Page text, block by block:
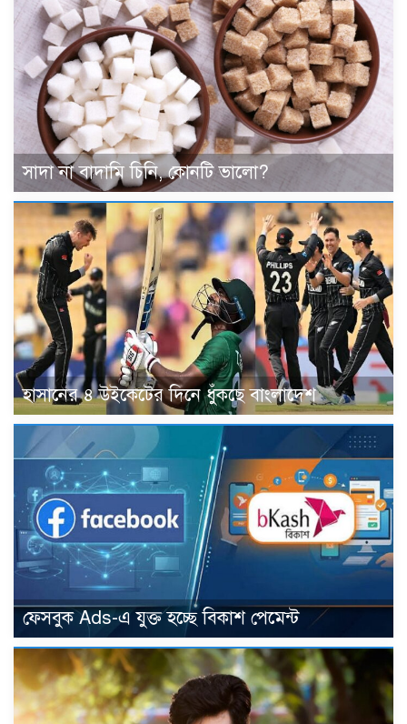
সাদা না বাদামি চিনি, কোনটি ভালো?
হাসানের ৪ উইকেটের দিনে ধুঁকছে বাংলাদেশ
ফেসবুক Ads-এ যুক্ত হচ্ছে বিকাশ পেমেন্ট